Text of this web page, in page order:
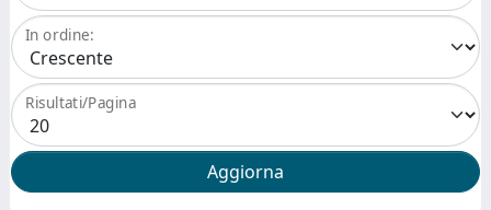
In ordine:
Risultati/Pagina